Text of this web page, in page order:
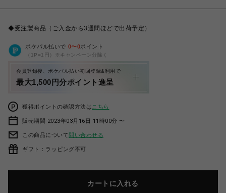
◆受注製商品（ご入金から3週間ほどで出荷予定）
ポケパル払いで 0〜0ポイント
（1P=1円）※キャンペーン分除く
会員登録後、ポケパル払い初回登録&利用で
最大1,500円分ポイント進呈
獲得ポイントの確認方法は こちら
販売期間 2023年03月16日 11時00分 〜
この商品について問い合わせる
ギフト：ラッピング不可
カートに入れる